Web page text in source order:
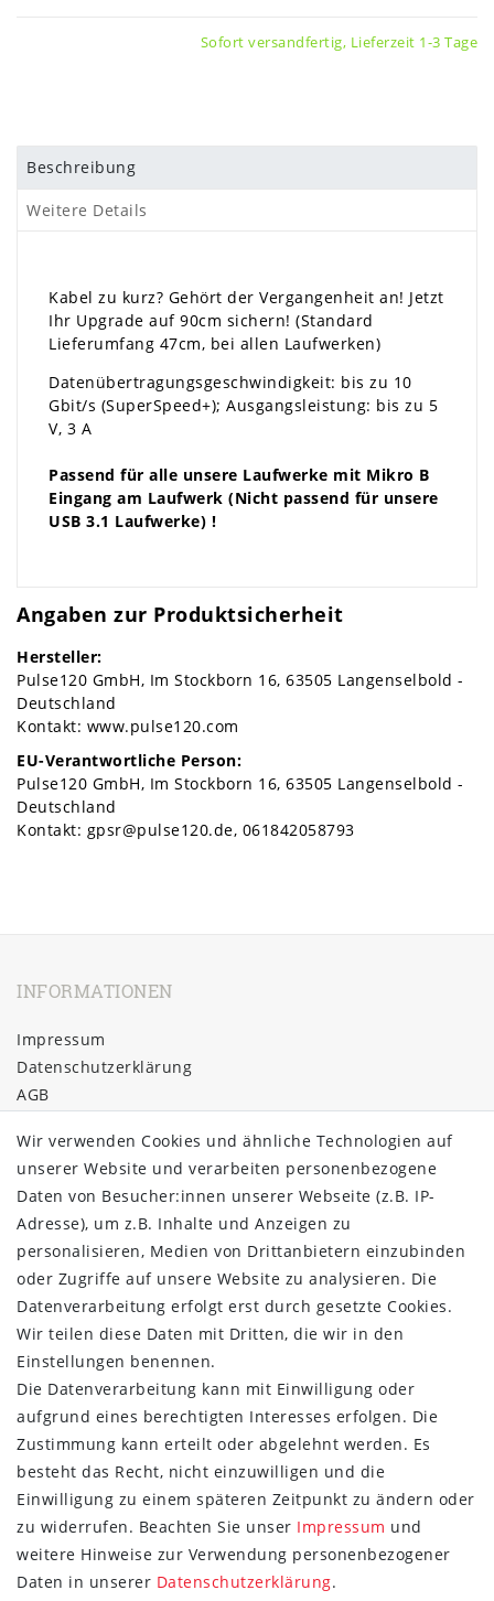
Sofort versandfertig, Lieferzeit 1-3 Tage
Beschreibung
Weitere Details
Kabel zu kurz? Gehört der Vergangenheit an! Jetzt
Ihr Upgrade auf 90cm sichern! (Standard
Lieferumfang 47cm, bei allen Laufwerken)
Datenübertragungsgeschwindigkeit: bis zu 10
Gbit/s (SuperSpeed+); Ausgangsleistung: bis zu 5
V, 3 A
Passend für alle unsere Laufwerke mit Mikro B
Eingang am Laufwerk (Nicht passend für unsere
USB 3.1 Laufwerke) !
Angaben zur Produktsicherheit
Hersteller:
Pulse120 GmbH Im Stockborn 16 63505 Langenselbold
Deutschland
Kontakt: www.pulse120.com
EU-Verantwortliche Person:
Pulse120 GmbH Im Stockborn 16 63505 Langenselbold
Deutschland
Kontakt: gpsr@pulse120.de 061842058793
INFORMATIONEN
Impressum
Daten­schutz­erklärung
AGB
Widerrufs­recht
Kontakt
Vertrag widerrufen
ÜBER UNS
Montage in Maintal / Hessen
Täglicher Versand mit DHL
Versandkostenfrei ab 20€
Same-Day Versand bei Zahlungseingang bis 13:00 Uhr
ZAHLUNG & VERSAND
UNSER VERSPRECHEN
Wir verwenden Cookies und ähnliche Technologien auf
unserer Website und verarbeiten personenbezogene
Daten von Besucher:innen unserer Webseite (z.B. IP-
Adresse), um z.B. Inhalte und Anzeigen zu
personalisieren, Medien von Drittanbietern einzubinden
oder Zugriffe auf unsere Website zu analysieren. Die
Datenverarbeitung erfolgt erst durch gesetzte Cookies.
Wir teilen diese Daten mit Dritten, die wir in den
Einstellungen benennen.
Die Datenverarbeitung kann mit Einwilligung oder
aufgrund eines berechtigten Interesses erfolgen. Die
Zustimmung kann erteilt oder abgelehnt werden. Es
besteht das Recht, nicht einzuwilligen und die
Einwilligung zu einem späteren Zeitpunkt zu ändern oder
zu widerrufen. Beachten Sie unser Impressum und
weitere Hinweise zur Verwendung personenbezogener
Daten in unserer Daten­schutz­erklärung.